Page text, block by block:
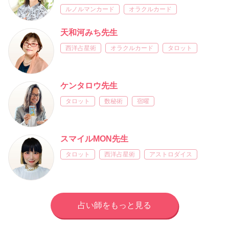
ルノルマンカード オラクルカード
天和河みち先生
西洋占星術 オラクルカード タロット
ケンタロウ先生
タロット 数秘術 宿曜
スマイルMON先生
タロット 西洋占星術 アストロダイス
占い師をもっと見る